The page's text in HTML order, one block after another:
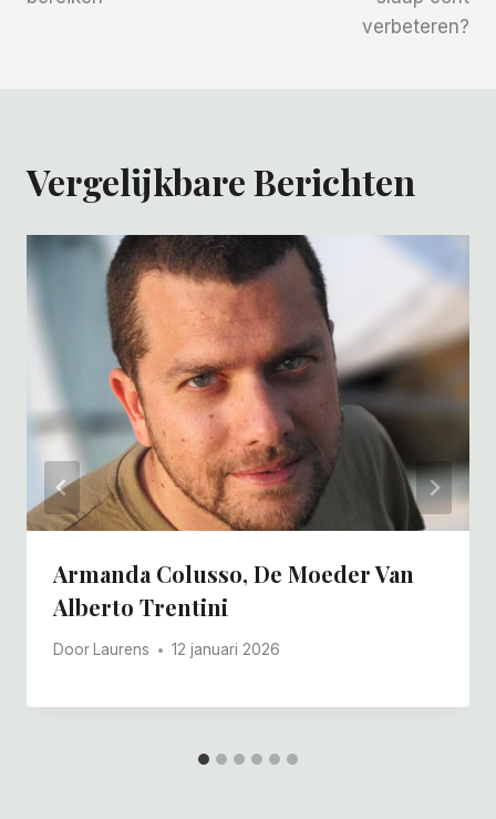
verbeteren?
Vergelijkbare Berichten
Armanda Colusso, De Moeder Van
Alberto Trentini
Door Laurens 12 januari 2026